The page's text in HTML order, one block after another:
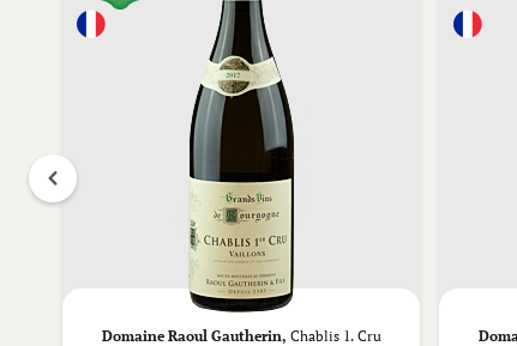
Domaine Raoul Gautherin, Chablis 1. Cru